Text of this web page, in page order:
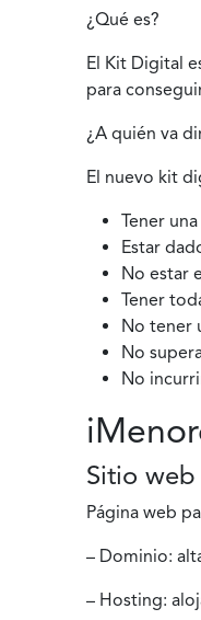
¿Qué es?
El Kit Digital
para
¿A quién va
El nuevo kit
Tener
Estar
No estar
Tener
No tener
No
No
Sitio
Página web
– Dominio:
– Hosting: